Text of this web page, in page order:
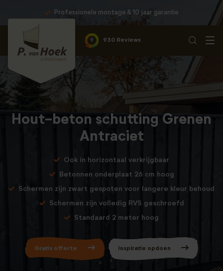
Professionele montage & 10 jaar garantie
9 930 Reviews
Hout-beton schutting Grenen
Antraciet
Ook in horizontaal verkrijgbaar
Betonnen onderplaat 26 cm hoog
Schermen zijn zwart gespoten voor langere kleur behoud
Schermen zijn volledig RVS geschroefd
Standaard 2 meter hoog
Gratis offerte Inspiratie opdoen